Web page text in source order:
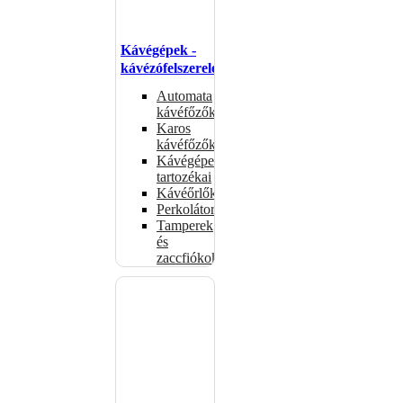
Kávégépek -
kávézófelszerelés
Automata
kávéfőzők
Karos
kávéfőzők
Kávégépek
tartozékai
Kávéőrlők
Perkolátorok
Tamperek
és
zaccfiókok